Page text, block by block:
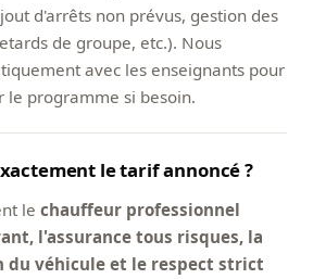
d'arrêts non prévus, gestion des
de groupe, etc.). Nous
avec les enseignants pour
le programme si besoin.
le tarif annoncé ?
le chauffeur professionnel
l'assurance tous risques, la
du véhicule et le respect strict